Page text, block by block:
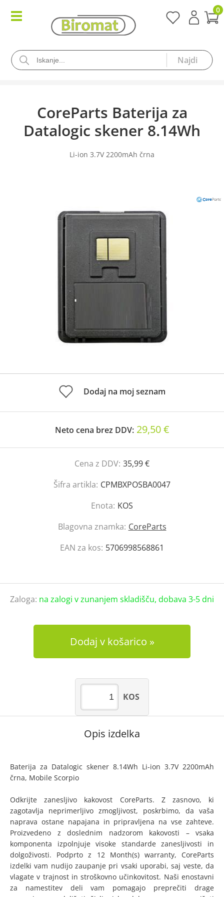
0
CoreParts Baterija za
Datalogic skener 8.14Wh
Li-ion 3.7V 2200mAh črna
Dodaj na moj seznam
Neto cena brez DDV: 29,50 €
Cena z DDV: 35,99 €
Šifra artikla: CPMBXPOSBA0047
Enota: KOS
Blagovna znamka: CoreParts
EAN za kos: 5706998568861
Zaloga: na zalogi v zunanjem skladišču, dobava 3-5 dni
Dodaj v košarico
KOS
Opis izdelka
Baterija za Datalogic skener 8.14Wh Li-ion 3.7V 2200mAh
črna, Mobile Scorpio
Odkrijte zanesljivo kakovost CoreParts. Z zasnovo, ki
zagotavlja neprimerljivo zmogljivost, poskrbimo, da vaša
naprava ostane napajana in pripravljena na vse zahteve.
Proizvedeno z doslednim nadzorom kakovosti – vsaka
komponenta izpolnjuje visoke standarde zanesljivosti in
dolgoživosti. Podprto z 12 Month(s) warranty, CoreParts
izdelki vam nudijo zaupanje pri vsaki uporabi, saj veste, da
vlagate v trajnost in stroškovno učinkovitost. Naši enostavni
za namestitev deli vam pomagajo preprečiti drage